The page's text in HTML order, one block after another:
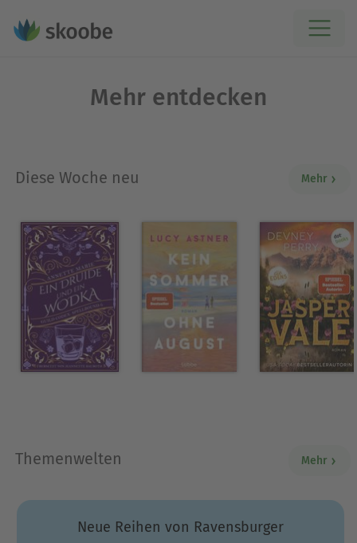
Mehr entdecken
Diese Woche neu Mehr
Themenwelten Mehr
Neue Reihen von Ravensburger